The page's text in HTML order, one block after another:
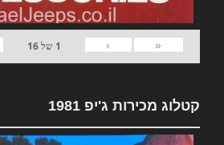
«
‹
1 של16
קטלוג מכירות ג'יפ 1981